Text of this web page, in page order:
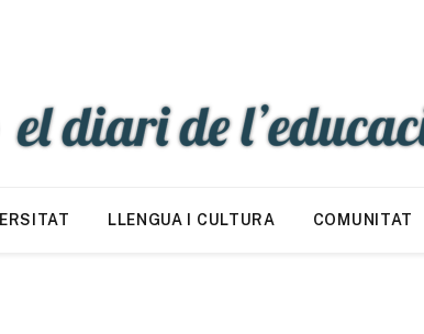
LLENGUA I CULTURA COMUNITAT